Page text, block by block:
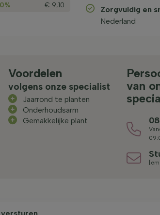
€ 9,10
Zorgvuldig en
Nederland
Voordelen
volgens onze specialist
Jaarrond te planten
Onderhoudsarm
Gemakkelijke plant
van